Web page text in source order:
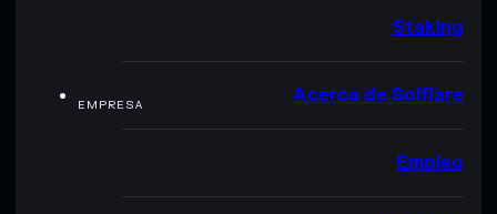
Staking
EMPRESA Acerca de Solflare
Empleo